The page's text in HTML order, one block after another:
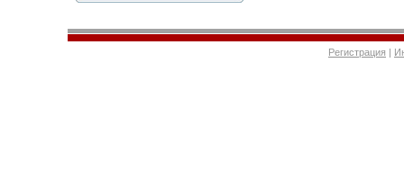
Регистрация |